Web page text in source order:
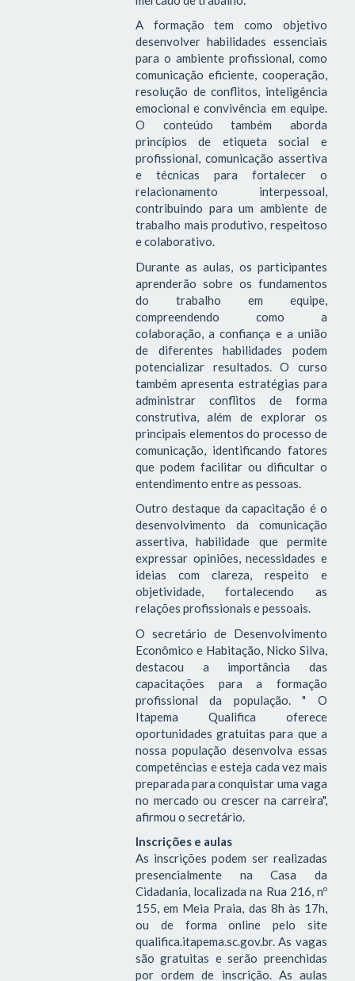
A formação tem como objetivo
desenvolver habilidades essenciais
para o ambiente profissional, como
comunicação eficiente, cooperação,
resolução de conflitos, inteligência
emocional e convivência em equipe.
O conteúdo também aborda
princípios de etiqueta social e
profissional, comunicação assertiva
e técnicas para fortalecer o
relacionamento interpessoal,
contribuindo para um ambiente de
trabalho mais produtivo, respeitoso
e colaborativo.
Durante as aulas, os participantes
aprenderão sobre os fundamentos
do trabalho em equipe,
compreendendo como a
colaboração, a confiança e a união
de diferentes habilidades podem
potencializar resultados. O curso
também apresenta estratégias para
administrar conflitos de forma
construtiva, além de explorar os
principais elementos do processo de
comunicação, identificando fatores
que podem facilitar ou dificultar o
entendimento entre as pessoas.
Outro destaque da capacitação é o
desenvolvimento da comunicação
assertiva, habilidade que permite
expressar opiniões, necessidades e
ideias com clareza, respeito e
objetividade, fortalecendo as
relações profissionais e pessoais.
O secretário de Desenvolvimento
Econômico e Habitação, Nicko Silva,
destacou a importância das
capacitações para a formação
profissional da população. " O
Itapema Qualifica oferece
oportunidades gratuitas para que a
nossa população desenvolva essas
competências e esteja cada vez mais
preparada para conquistar uma vaga
no mercado ou crescer na carreira",
afirmou o secretário.
Inscrições e aulas
As inscrições podem ser realizadas
presencialmente na Casa da
Cidadania, localizada na Rua 216, nº
155, em Meia Praia, das 8h às 17h,
ou de forma online pelo site
qualifica.itapema.sc.gov.br. As vagas
são gratuitas e serão preenchidas
por ordem de inscrição. As aulas